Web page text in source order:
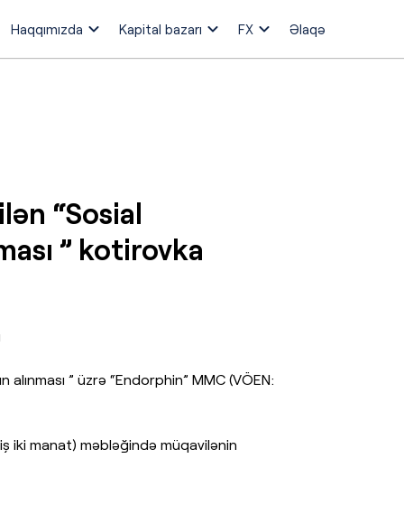
Haqqımızda Kapital bazarı FX Əlaqə
“Sosial
” kotirovka
” üzrə “Endorphin” MMC (VÖEN:
iki manat) məbləğində müqavilənin